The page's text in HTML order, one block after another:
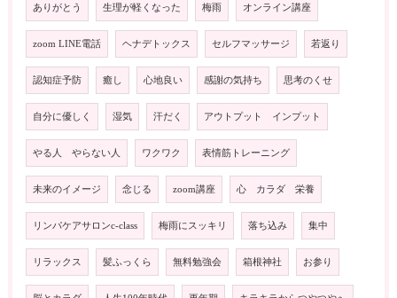
ありがとう 生理が軽くなった 梅雨 オンライン講座
zoom LINE電話 ヘナデトックス セルフマッサージ 若返り
認知症予防 癒し 心地良い 感謝の気持ち 思考のくせ
自分に優しく 湿気 汗だく アウトプット インプット
やる人 やらない人 ワクワク 表情筋トレーニング
未来のイメージ 念じる zoom講座 心 カラダ 栄養
リンパケアサロンc-class 梅雨にスッキリ 落ち込み 集中
リラックス 髪ふっくら 無料勉強会 箱根神社 お参り